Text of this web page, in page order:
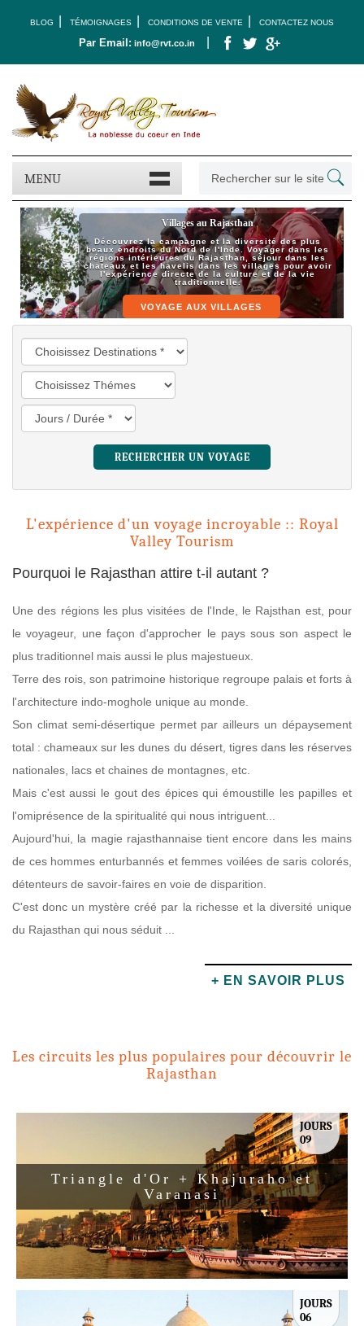
BLOG TÉMOIGNAGES CONDITIONS DE VENTE CONTACTEZ NOUS
Par Email: info@rvt.co.in
MENU
Royal Valley Tourism
Plus d'authenticité
Plus de liberté.
Plus de confort.
Plus de sécurité.
Plus de sérénité.
Villages au Rajasthan
Découvrez la campagne et la diversité des plus
beaux endroits du Nord de l'Inde. Voyager dans les
régions intérieures du Rajasthan, séjour dans les
chateaux et les havelis dans les villages pour avoir
l'expérience directe de la culture et de la vie
traditionnelle.
VOYAGE AUX VILLAGES
L'expérience d'un voyage incroyable :: Royal
Valley Tourism
Pourquoi le Rajasthan attire t-il autant ?
Une des régions les plus visitées de l'Inde, le Rajsthan est, pour
le voyageur, une façon d'approcher le pays sous son aspect le
plus traditionnel mais aussi le plus majestueux.
Terre des rois, son patrimoine historique regroupe palais et forts à
l'architecture indo-moghole unique au monde.
Son climat semi-désertique permet par ailleurs un dépaysement
total : chameaux sur les dunes du désert, tigres dans les réserves
nationales, lacs et chaines de montagnes, etc.
Mais c'est aussi le gout des épices qui émoustille les papilles et
l'omiprésence de la spiritualité qui nous intriguent...
Aujourd'hui, la magie rajasthannaise tient encore dans les mains
de ces hommes enturbannés et femmes voilées de saris colorés,
détenteurs de savoir-faires en voie de disparition.
C'est donc un mystère créé par la richesse et la diversité unique
du Rajasthan qui nous séduit ...
+ EN SAVOIR PLUS
Les circuits les plus populaires pour découvrir le
Rajasthan
Triangle d'Or + Khajuraho et
Varanasi
JOURS
09
JOURS
06